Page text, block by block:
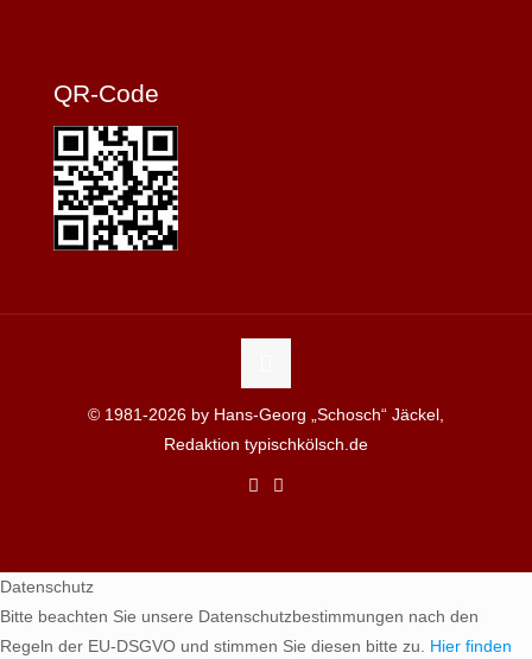
QR-Code
© 1981-2026 by Hans-Georg „Schosch“ Jäckel,
Redaktion typischkölsch.de
Datenschutz
Bitte beachten Sie unsere Datenschutzbestimmungen nach den
Regeln der EU-DSGVO und stimmen Sie diesen bitte zu. Hier finden